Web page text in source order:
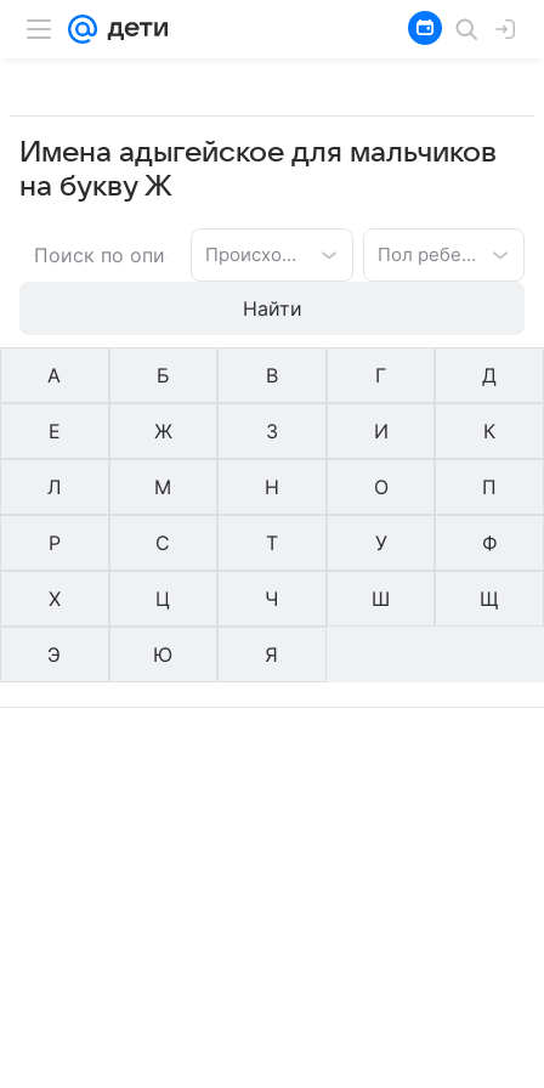
Имена адыгейское для мальчиков
на букву Ж
Происхождение имени Пол ребенка
Найти
А Б В Г Д
Е Ж З И К
Л М Н О П
Р С Т У Ф
Х Ц Ч Ш Щ
Э Ю Я